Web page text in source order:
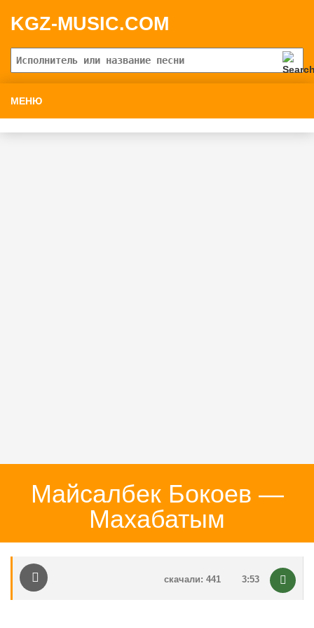
KGZ-MUSIC.COM
МЕНЮ
Майсалбек Бокоев —
Махабатым
3:53
скачали: 441